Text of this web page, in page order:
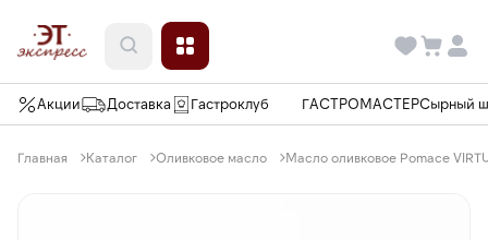
Акции Доставка Гастроклуб ГАСТРОМАСТЕРСырный
Главная Каталог Оливковое масло Масло оливковое Pomace